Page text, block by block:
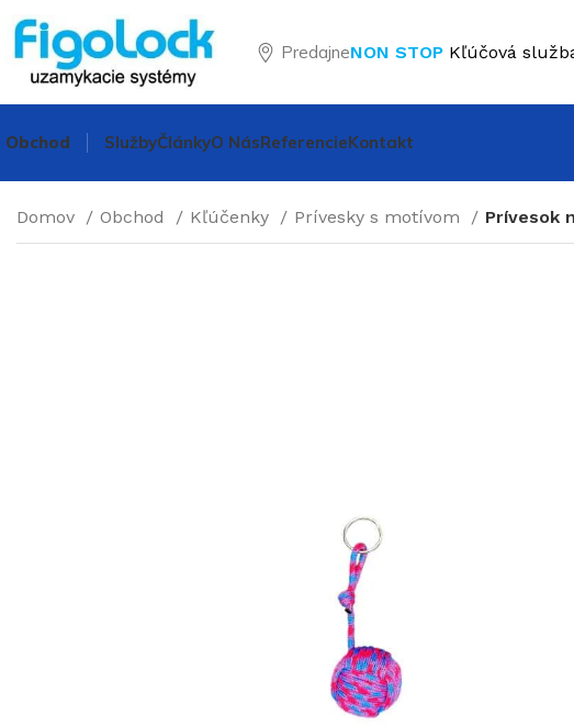
PredajneNON STOP Kľúčová
Obchod SlužbyČlánkyO NásReferencieKontakt
Domov Obchod Kľúčenky Prívesky s motívom Prívesok